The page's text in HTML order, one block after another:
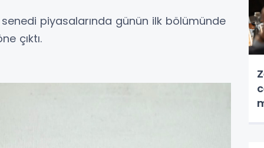
piyasalarında günün ilk bölümünde
çıktı.